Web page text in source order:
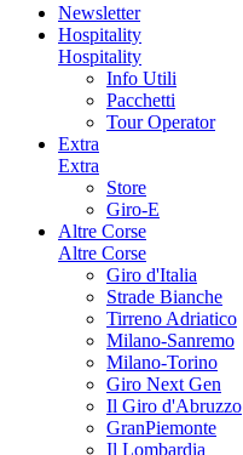
Newsletter
Hospitality
Hospitality
Info Utili
Pacchetti
Tour Operator
Extra
Extra
Store
Giro-E
Altre Corse
Altre Corse
Giro d'Italia
Strade Bianche
Tirreno Adriatico
Milano-Sanremo
Milano-Torino
Giro Next Gen
Il Giro d'Abruzzo
GranPiemonte
Il Lombardia